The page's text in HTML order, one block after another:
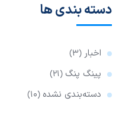
دسته بندی ها
اخبار (3)
پینگ پنگ (21)
دسته‌بندی نشده (10)